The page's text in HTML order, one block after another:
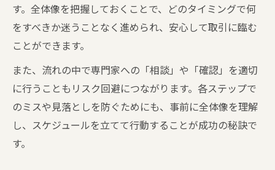
売買前に知っておきたい情報収集の方法と
は
不動産情報ライブラリを活用した情報収集
術
不動産売買に必要な書類と準備リストの作
成法
不動産売買の事例や価格データの調べ方紹
す。全体像を把握しておくことで、どのタイミングで何
をすべきか迷うことなく進められ、安心して取引に臨む
ことができます。
また、流れの中で専門家への「相談」や「確認」を適切
に行うこともリスク回避につながります。各ステップで
のミスや見落としを防ぐためにも、事前に全体像を理解
し、スケジュールを立てて行動することが成功の秘訣で
す。